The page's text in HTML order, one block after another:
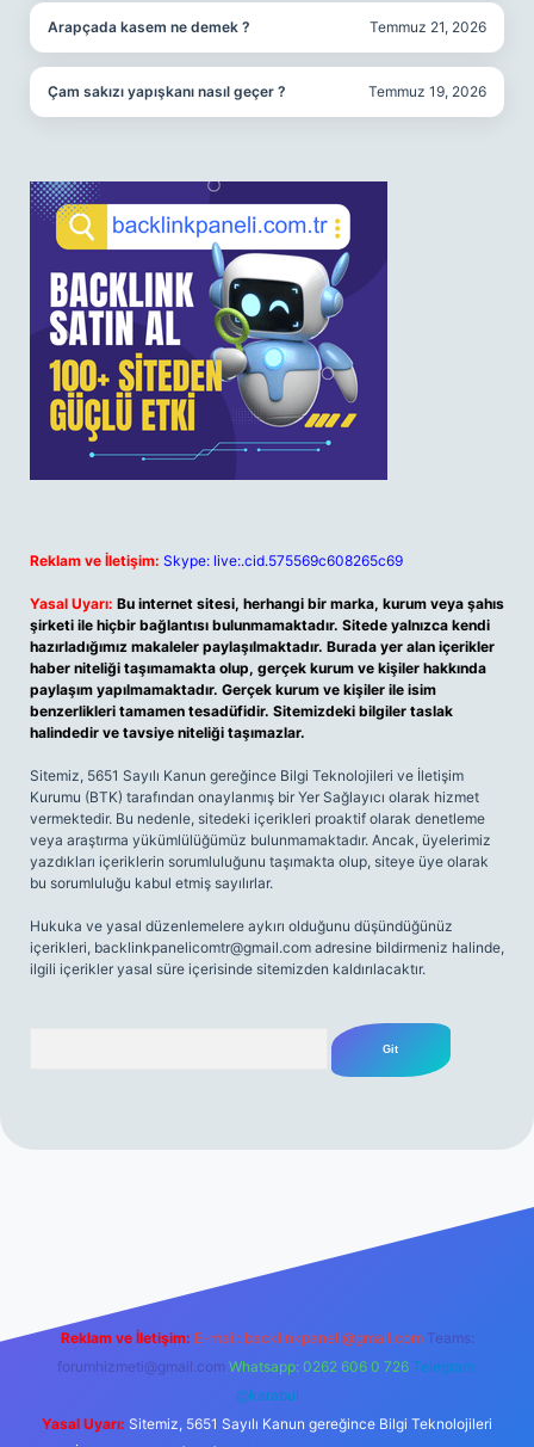
Arapçada kasem ne demek ? Temmuz 21, 2026
Çam sakızı yapışkanı nasıl geçer ? Temmuz 19, 2026
Reklam ve İletişim: Skype: live:.cid.575569c608265c69
Yasal Uyarı: Bu internet sitesi, herhangi bir marka, kurum veya şahıs
şirketi ile hiçbir bağlantısı bulunmamaktadır. Sitede yalnızca kendi
hazırladığımız makaleler paylaşılmaktadır. Burada yer alan içerikler
haber niteliği taşımamakta olup, gerçek kurum ve kişiler hakkında
paylaşım yapılmamaktadır. Gerçek kurum ve kişiler ile isim
benzerlikleri tamamen tesadüfidir. Sitemizdeki bilgiler taslak
halindedir ve tavsiye niteliği taşımazlar.
Sitemiz, 5651 Sayılı Kanun gereğince Bilgi Teknolojileri ve İletişim
Kurumu (BTK) tarafından onaylanmış bir Yer Sağlayıcı olarak hizmet
vermektedir. Bu nedenle, sitedeki içerikleri proaktif olarak denetleme
veya araştırma yükümlülüğümüz bulunmamaktadır. Ancak, üyelerimiz
yazdıkları içeriklerin sorumluluğunu taşımakta olup, siteye üye olarak
bu sorumluluğu kabul etmiş sayılırlar.
Hukuka ve yasal düzenlemelere aykırı olduğunu düşündüğünüz
içerikleri, backlinkpanelicomtr@gmail.com adresine bildirmeniz halinde,
ilgili içerikler yasal süre içerisinde sitemizden kaldırılacaktır.
Reklam ve İletişim: E-mail: backlinkpaneli@gmail.com Teams:
forumhizmeti@gmail.com Whatsapp: 0262 606 0 726 Telegram:
@karabul
Yasal Uyarı: Sitemiz, 5651 Sayılı Kanun gereğince Bilgi Teknolojileri